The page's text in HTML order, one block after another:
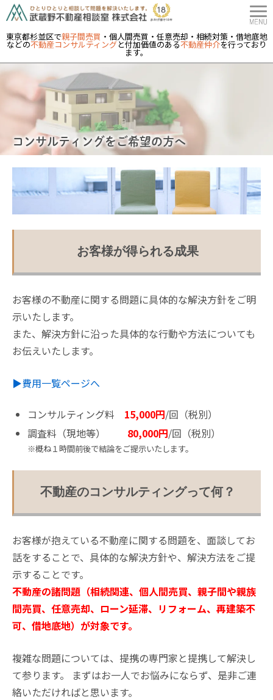
東京都杉並区で親子間売買 ・個人間売買・任意売却・相続対策・借地底地
などの不動産コンサルティングと付加価値のある不動産仲介を行っており
ます。
コンサルティングをご希望の方へ
お客様が得られる成果
お客様の不動産に関する問題に具体的な解決方針をご明
示いたします。
また、解決方針に沿った具体的な行動や方法についても
お伝えいたします。
▶︎費用一覧ページへ
コンサルティング料 15,000円/回（税別）
調査料（現地等）
80,000円/回（税別）
※概ね１時間前後で結論をご提示いたします。
不動産のコンサルティングって何？
お客様が抱えている不動産に関する問題を、面談してお
話をすることで、具体的な解決方針や、解決方法をご提
示することです。
不動産の諸問題（相続関連、個人間売買、親子間や親族
間売買、任意売却、ローン延滞、リフォーム、再建築不
可、借地底地）が対象です。
複雑な問題については、提携の専門家と提携して解決し
て参ります。 まずはお一人でお悩みにならず、是非ご連
絡いただければと思います。